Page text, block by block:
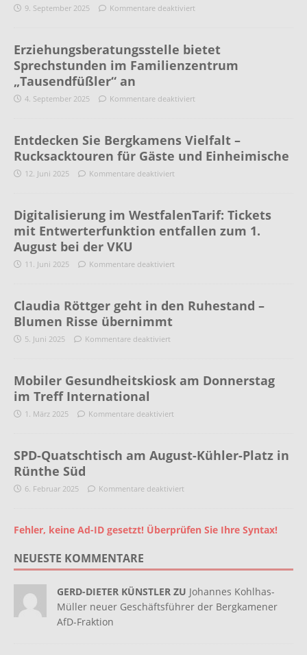
9. September 2025 Kommentare deaktiviert
Erziehungsberatungsstelle bietet
Sprechstunden im Familienzentrum
„Tausendfüßler“ an
4. September 2025 Kommentare deaktiviert
Entdecken Sie Bergkamens Vielfalt –
Rucksacktouren für Gäste und Einheimische
12. Juni 2025 Kommentare deaktiviert
Digitalisierung im WestfalenTarif: Tickets
mit Entwerterfunktion entfallen zum 1.
August bei der VKU
11. Juni 2025 Kommentare deaktiviert
Claudia Röttger geht in den Ruhestand –
Blumen Risse übernimmt
5. Juni 2025 Kommentare deaktiviert
Mobiler Gesundheitskiosk am Donnerstag
im Treff International
1. März 2025 Kommentare deaktiviert
SPD-Quatschtisch am August-Kühler-Platz in
Rünthe Süd
6. Februar 2025 Kommentare deaktiviert
Fehler, keine Ad-ID gesetzt! Überprüfen Sie Ihre Syntax!
NEUESTE KOMMENTARE
GERD-DIETER KÜNSTLER ZU Johannes Kohlhas-
Müller neuer Geschäftsführer der Bergkamener
AfD-Fraktion